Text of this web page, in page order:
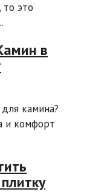
это
в
камина?
и комфорт